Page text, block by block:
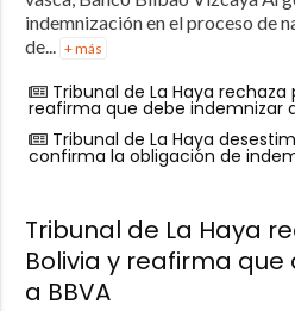
indemnización en el proceso de
de... + más
Tribunal de La Haya
reafirma que debe indemnizar a
Tribunal de La Haya
confirma la obligación de
Tribunal de La Haya
Bolivia y reafirma
a BBVA